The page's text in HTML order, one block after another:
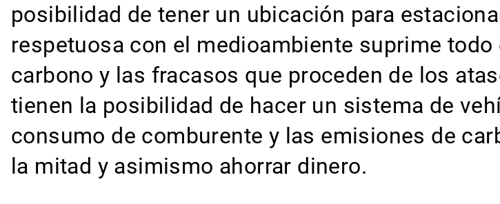
posibilidad de tener un ubicación para
respetuosa con el medioambiente suprime
carbono y las fracasos que proceden de los
tienen la posibilidad de hacer un sistema de
consumo de comburente y las emisiones de
la mitad y asimismo ahorrar dinero.